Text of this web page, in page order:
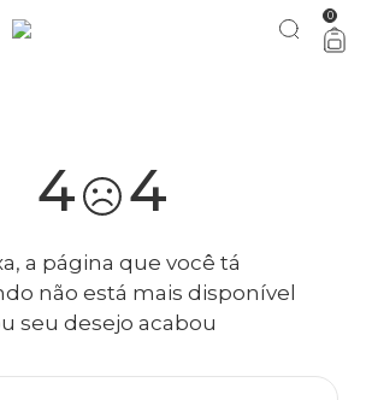
OFF pra comemorar com a gente aproveita! 0
4 4
a página que você tá
não está mais disponível
seu desejo acabou